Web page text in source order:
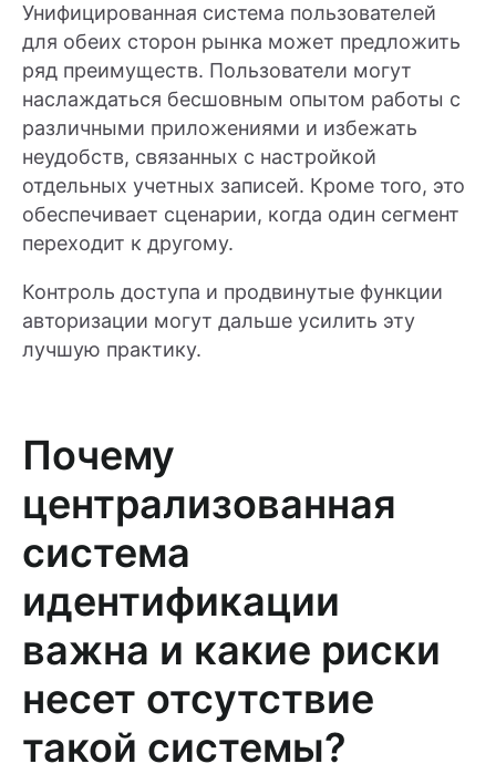
Унифицированная система пользователей
для обеих сторон рынка может предложить
ряд преимуществ. Пользователи могут
наслаждаться бесшовным опытом работы с
различными приложениями и избежать
неудобств, связанных с настройкой
отдельных учетных записей. Кроме того, это
обеспечивает сценарии, когда один сегмент
переходит к другому.
Контроль доступа и продвинутые функции
авторизации могут дальше усилить эту
лучшую практику.
Почему
централизованная
система
идентификации
важна и какие риски
несет отсутствие
такой системы?